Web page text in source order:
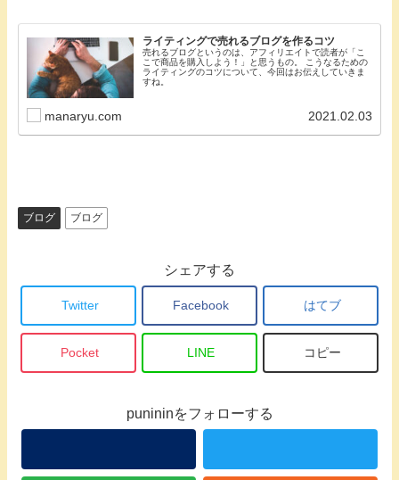
ライティングで売れるブログを作るコツ
売れるブログというのは、アフィリエイトで読者が「こ
こで商品を購入しよう！」と思うもの。 こうなるための
ライティングのコツについて、今回はお伝えしていきま
すね。
manaryu.com 2021.02.03
ブログ ブログ
シェアする
Twitter Facebook はてブ
Pocket LINE コピー
punininをフォローする